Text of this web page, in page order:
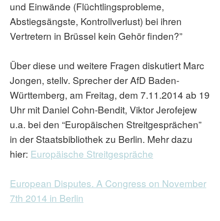
und Einwände (Flüchtlingsprobleme,
Abstiegsängste, Kontrollverlust) bei ihren
Vertretern in Brüssel kein Gehör finden?”
Über diese und weitere Fragen diskutiert Marc
Jongen, stellv. Sprecher der AfD Baden-
Württemberg, am Freitag, dem 7.11.2014 ab 19
Uhr mit Daniel Cohn-Bendit, Viktor Jerofejew
u.a. bei den “Europäischen Streitgesprächen”
in der Staatsbibliothek zu Berlin. Mehr dazu
hier: Europäische Streitgespräche
European Disputes. A Congress on November
7th 2014 in Berlin